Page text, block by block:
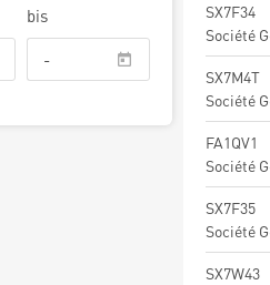
bis
SX7F34
Société
SX7M4T
Société
FA1QV1
Société
SX7F35
Société
SX7W43